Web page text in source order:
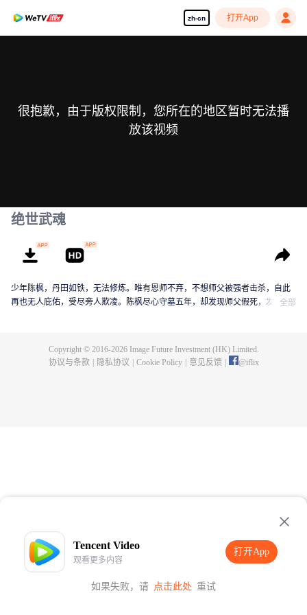
zh-cn 打开App
Tencent Video
观看更多内容
打开App
如果失败，请 点击此处 重试
打开App
很抱歉，由于版权限制，您所在的地区暂时无法播
放该视频
绝世武魂
少年陈枫，丹田如铁，无法修炼。唯有恩师不弃，不想师父被强者击杀，自此
再也无人庇佑，受尽旁人欺凌。陈枫尽心守墓五年，却发现师父假死，发现师
全部
Copyright © 2016-2026Image Future Investment (HK) Limited.
协议与条款
隐私协议 Cookie Policy 意见反馈 @iflix